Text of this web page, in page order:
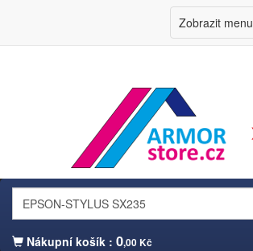
Zobrazit menu
Nákupní košík : 0,00 Kč